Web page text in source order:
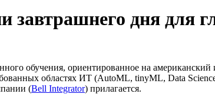
завтрашнего дня для
обучения, ориентированное на американский
областях ИТ (AutoML, tinyML, Data
(Bell Integrator) прилагается.